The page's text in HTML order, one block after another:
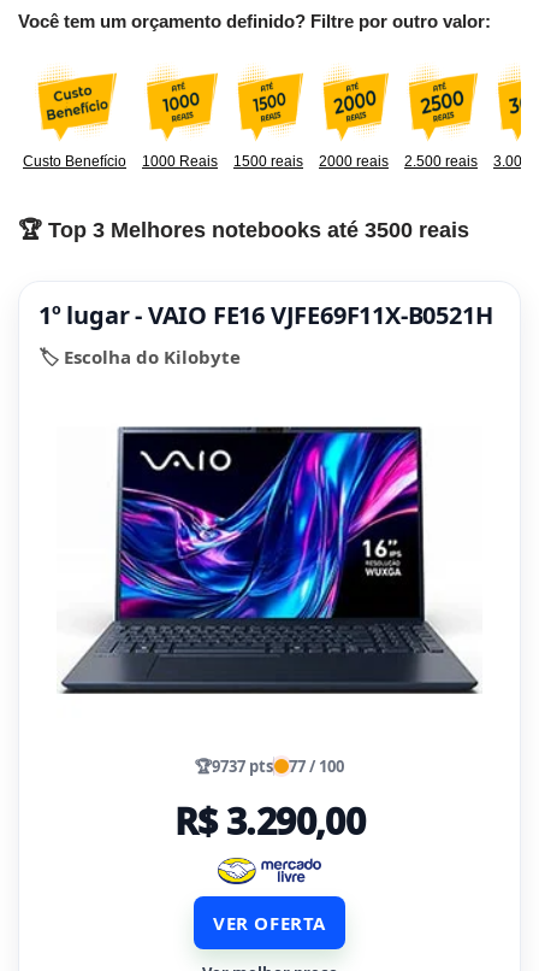
Você tem um orçamento definido? Filtre por outro valor:
Custo Benefício 1000 Reais 1500 reais 2000 reais 2.500 reais 3.000
🏆 Top 3 Melhores notebooks até 3500 reais
1º lugar - VAIO FE16 VJFE69F11X-B0521H
🏷️ Escolha do Kilobyte
🏆9737 pts 77 / 100
R$ 3.290,00
VER OFERTA